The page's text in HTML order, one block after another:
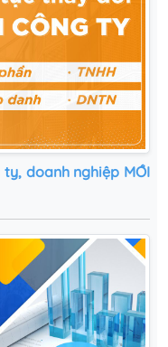
doanh nghiệp MỚI